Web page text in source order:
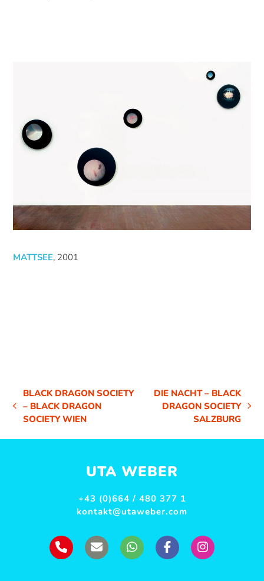
MATTSEE, 2001
VORHERIGER
BEITRAG:
BLACK DRAGON SOCIETY
– BLACK DRAGON
SOCIETY WIEN
NÄCHSTER
DIE NACHT – BLACK
DRAGON SOCIETY
SALZBURG
UTA WEBER
+43 (0)664 / 480 377 1
kontakt@utaweber.com